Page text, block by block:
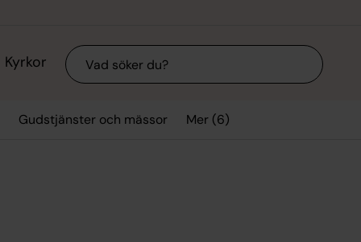
Kyrkor Sök
Gudstjänster och mässor Mer (6)